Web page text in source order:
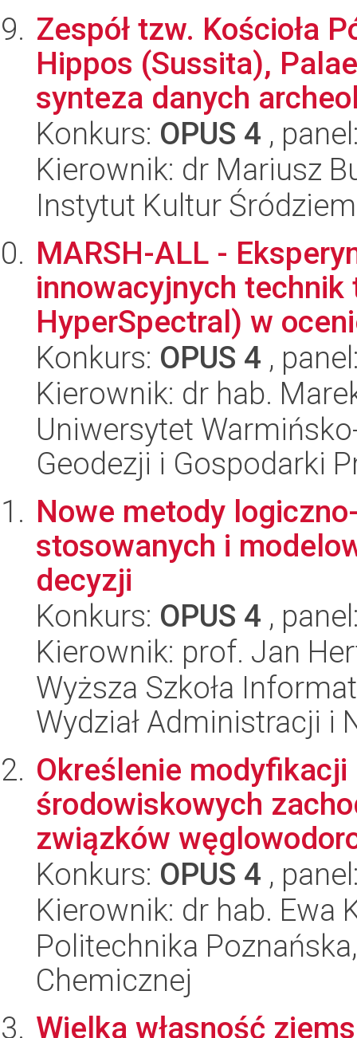
Zespół tzw. Kościoła
Hippos (Sussita),
synteza danych
Konkurs: OPUS 4 ,
Kierownik: dr Mariusz
Instytut Kultur
MARSH-ALL -
innowacyjnych
HyperSpectral) w
Konkurs: OPUS 4 ,
Kierownik: dr hab.
Uniwersytet
Geodezji i Gospodarki
Nowe metody
stosowanych i
decyzji
Konkurs: OPUS 4 ,
Kierownik: prof. Jan
Wyższa Szkoła
Wydział Administracji i
Określenie
środowiskowych
związków
Konkurs: OPUS 4 ,
Kierownik: dr hab. Ewa
Politechnika
Chemicznej
Wielka własność